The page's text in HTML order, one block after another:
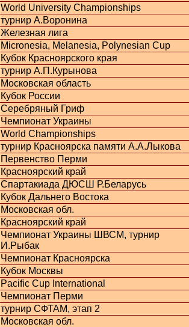
World University Championships
турнир А.Воронина
Железная лига
Micronesia, Melanesia, Polynesian Cup
Кубок Красноярского края
турнир А.П.Курынова
Московская область
Кубок России
Серебряный Гриф
Чемпионат Украины
World Championships
турнир Красноярска памяти А.А.Лыкова
Первенство Перми
Красноярский край
Спартакиада ДЮСШ Р.Беларусь
Кубок Дальнего Востока
Московская обл.
Красноярский край
Чемпионат Украины ШВСМ, турнир
И.Рыбак
Чемпионат Красноярска
Кубок Москвы
Pacific Cup International
Чемпионат Перми
турнир СФТАМ, этап 2
Московская обл.